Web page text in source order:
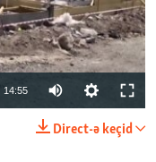
14:55
Direct-ə keçid